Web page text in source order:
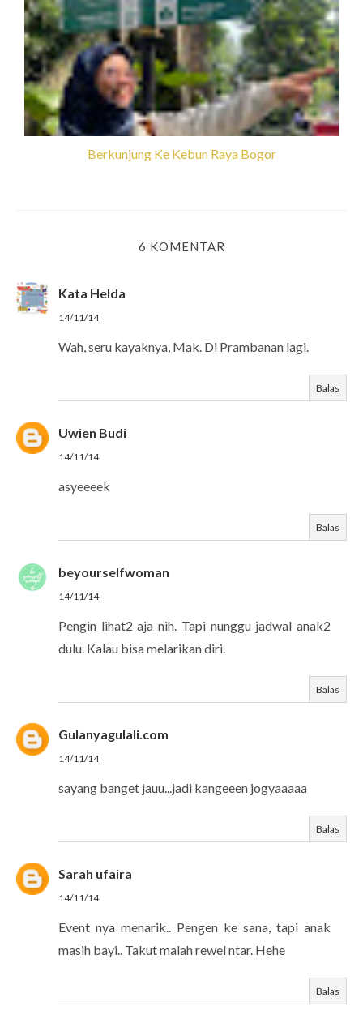
Berkunjung Ke Kebun Raya Bogor
6 KOMENTAR
Kata Helda
14/11/14
Wah, seru kayaknya, Mak. Di Prambanan lagi.
Balas
Uwien Budi
14/11/14
asyeeeek
Balas
beyourselfwoman
14/11/14
Pengin lihat2 aja nih. Tapi nunggu jadwal anak2
dulu. Kalau bisa melarikan diri.
Balas
Gulanyagulali.com
14/11/14
sayang banget jauu...jadi kangeeen jogyaaaaa
Balas
Sarah ufaira
14/11/14
Event nya menarik.. Pengen ke sana, tapi anak
masih bayi.. Takut malah rewel ntar. Hehe
Balas